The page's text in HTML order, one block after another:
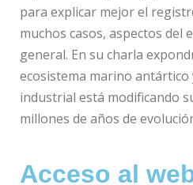
para explicar mejor el
muchos casos, aspectos del
general. En su charla
ecosistema marino antártico
industrial está modificando
millones de años de
Acceso al